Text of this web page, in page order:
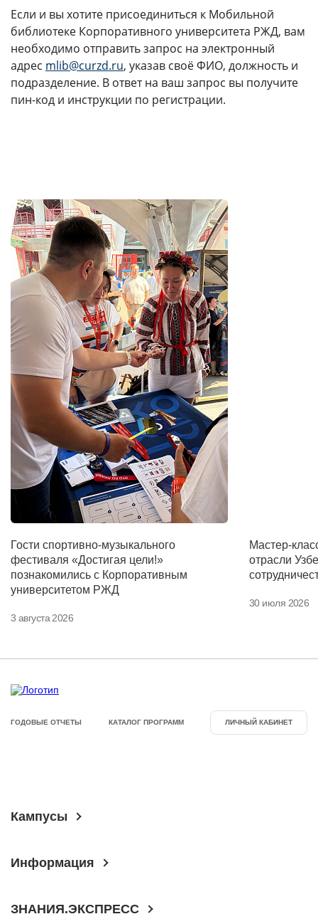
Щербинка Мясницкая
Владивосток
Если и вы хотите присоединиться к Мобильной
библиотеке Корпоративного университета РЖД, вам
необходимо отправить запрос на электронный
адрес mlib@curzd.ru, указав своё ФИО, должность и
подразделение. В ответ на ваш запрос вы получите
пин-код и инструкции по регистрации.
Гости спортивно-музыкального
фестиваля «Достигая цели!»
познакомились с Корпоративным
университетом РЖД
3 августа 2026
Мастер-
отрасли
30 июля 2026
ГОДОВЫЕ ОТЧЕТЫ КАТАЛОГ ПРОГРАММ ЛИЧНЫЙ КАБИНЕТ
Кампусы
Информация
ЗНАНИЯ.ЭКСПРЕСС